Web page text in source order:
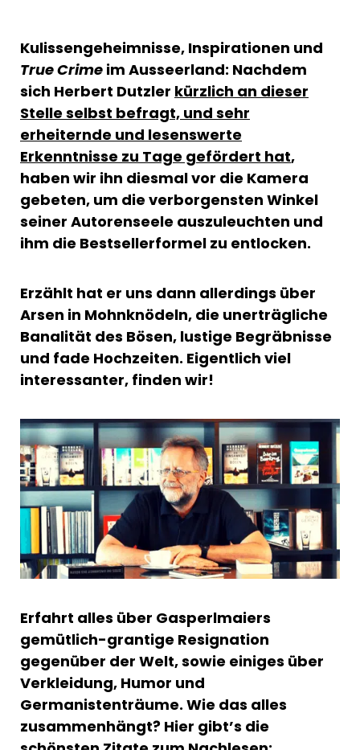
Kulissengeheimnisse, Inspirationen und
True Crime im Ausseerland: Nachdem
sich Herbert Dutzler kürzlich an dieser
Stelle selbst befragt, und sehr
erheiternde und lesenswerte
Erkenntnisse zu Tage gefördert hat,
haben wir ihn diesmal vor die Kamera
gebeten, um die verborgensten Winkel
seiner Autorenseele auszuleuchten und
ihm die Bestsellerformel zu entlocken.
Erzählt hat er uns dann allerdings über
Arsen in Mohnknödeln, die unerträgliche
Banalität des Bösen, lustige Begräbnisse
und fade Hochzeiten. Eigentlich viel
interessanter, finden wir!
Erfahrt alles über Gasperlmaiers
gemütlich-grantige Resignation
gegenüber der Welt, sowie einiges über
Verkleidung, Humor und
Germanistenträume. Wie das alles
zusammenhängt? Hier gibt’s die